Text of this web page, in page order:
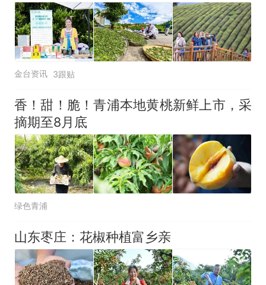
金台资讯 3跟贴
香！甜！脆！青浦本地黄桃新鲜上市，采
摘期至8月底
绿色青浦
山东枣庄：花椒种植富乡亲